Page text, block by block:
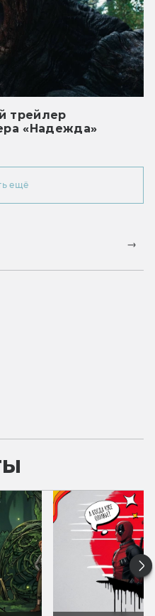
трейлер
«Надежда»
ещё